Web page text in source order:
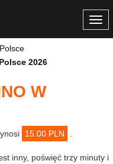
2026
W
15.00 PLN
inny, poświęć trzy minuty i